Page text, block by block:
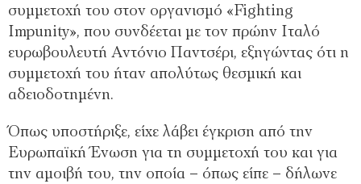
συμμετοχή του στον οργανισμό «Fighting
Impunity», που συνδέεται με τον πρώην Ιταλό
ευρωβουλευτή Αντόνιο Παντσέρι, εξηγώντας ότι η
συμμετοχή του ήταν απολύτως θεσμική και
αδειοδοτημένη.
Όπως υποστήριξε, είχε λάβει έγκριση από την
Ευρωπαϊκή Ένωση για τη συμμετοχή του και για
την αμοιβή του, την οποία – όπως είπε – δήλωνε